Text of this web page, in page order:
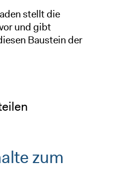
stellt die
und gibt
Baustein der
zum